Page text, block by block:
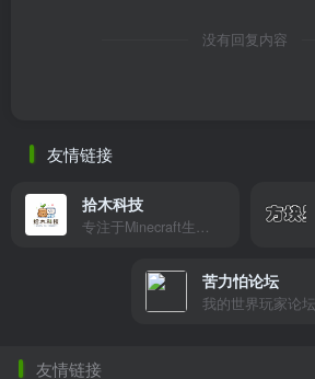
没有回复内容
友情链接
拾木科技
专注于Minecraft生态建设
苦力怕论坛
我的世界玩家论坛
友情链接